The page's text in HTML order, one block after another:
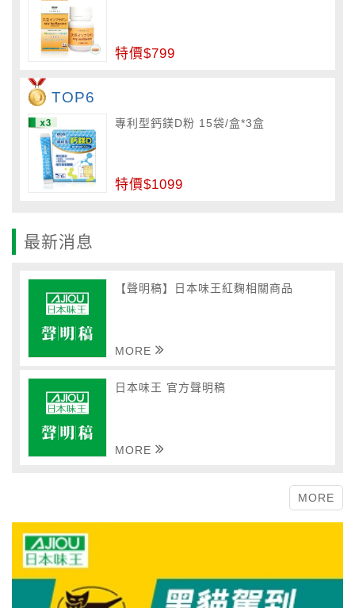
特價$799
TOP6
專利型鈣鎂D粉 15袋/盒*3盒
特價$1099
最新消息
【聲明稿】日本味王紅麴相關商品
MORE
日本味王 官方聲明稿
MORE
MORE